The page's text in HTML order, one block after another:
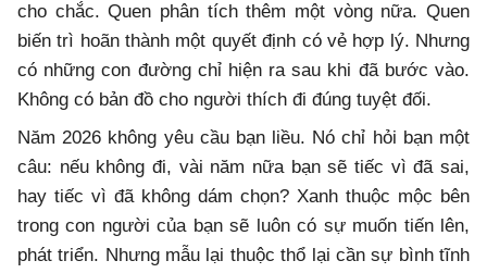
cho chắc. Quen phân tích thêm một vòng nữa. Quen
biến trì hoãn thành một quyết định có vẻ hợp lý. Nhưng
có những con đường chỉ hiện ra sau khi đã bước vào.
Không có bản đồ cho người thích đi đúng tuyệt đối.
Năm 2026 không yêu cầu bạn liều. Nó chỉ hỏi bạn một
câu: nếu không đi, vài năm nữa bạn sẽ tiếc vì đã sai,
hay tiếc vì đã không dám chọn? Xanh thuộc mộc bên
trong con người của bạn sẽ luôn có sự muốn tiến lên,
phát triển. Nhưng mẫu lại thuộc thổ lại cần sự bình tĩnh